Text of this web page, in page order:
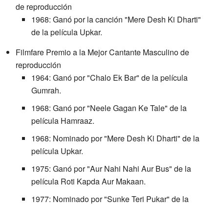
de reproducción
1968: Ganó por la canción "Mere Desh Ki Dharti"
de la película Upkar.
Filmfare Premio a la Mejor Cantante Masculino de
reproducción
1964: Ganó por "Chalo Ek Bar" de la película
Gumrah.
1968: Ganó por "Neele Gagan Ke Tale" de la
película Hamraaz.
1968: Nominado por "Mere Desh Ki Dharti" de la
película Upkar.
1975: Ganó por "Aur Nahi Nahi Aur Bus" de la
película Roti Kapda Aur Makaan.
1977: Nominado por "Sunke Teri Pukar" de la